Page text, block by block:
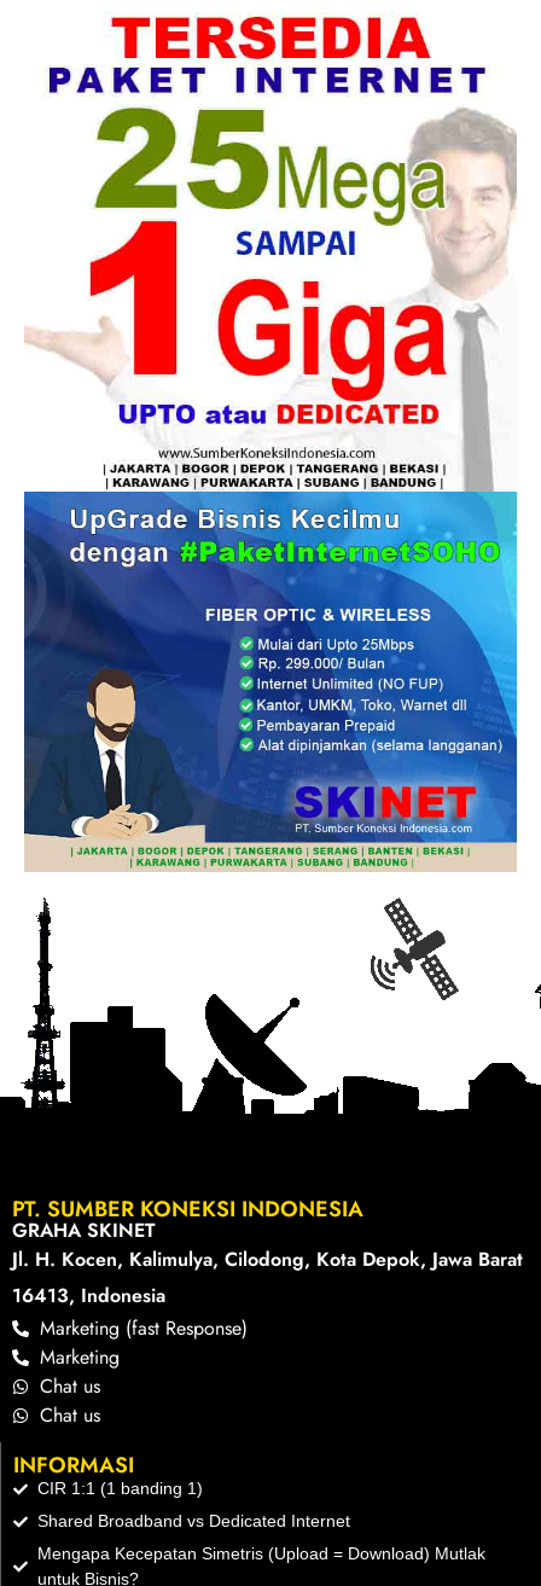
PT. SUMBER KONEKSI INDONESIA
GRAHA SKINET
Jl. H. Kocen, Kalimulya, Cilodong, Kota Depok, Jawa Barat
16413, Indonesia
Marketing (fast Response)
Marketing
Chat us
Chat us
INFORMASI
CIR 1:1 (1 banding 1)
Shared Broadband vs Dedicated Internet
Mengapa Kecepatan Simetris (Upload = Download) Mutlak
untuk Bisnis?